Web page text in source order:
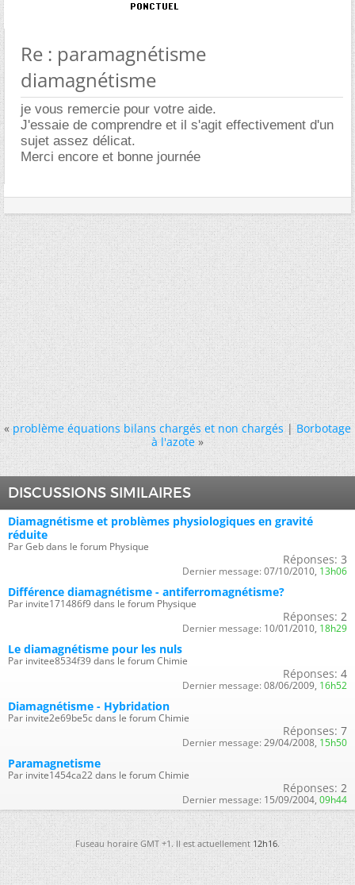
Re : paramagnétisme
diamagnétisme
je vous remercie pour votre aide.
J'essaie de comprendre et il s'agit effectivement d'un
sujet assez délicat.
Merci encore et bonne journée
« problème équations bilans chargés et non chargés|Borbotage
à l'azote »
DISCUSSIONS SIMILAIRES
Diamagnétisme et problèmes physiologiques en gravité
réduite
Par Geb dans le forum Physique
Réponses: 3
Dernier message: 07/10/2010, 13h06
Différence diamagnétisme - antiferromagnétisme?
Par invite171486f9 dans le forum Physique
Réponses: 2
Dernier message: 10/01/2010, 18h29
Le diamagnétisme pour les nuls
Par invitee8534f39 dans le forum Chimie
Réponses: 4
Dernier message: 08/06/2009, 16h52
Diamagnétisme - Hybridation
Par invite2e69be5c dans le forum Chimie
Réponses: 7
Dernier message: 29/04/2008, 15h50
Paramagnetisme
Par invite1454ca22 dans le forum Chimie
Réponses: 2
Dernier message: 15/09/2004, 09h44
Fuseau horaire GMT +1. Il est actuellement12h16.